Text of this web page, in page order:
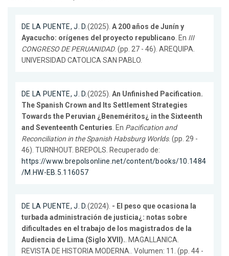
DE LA PUENTE, J. D.(2025). A 200 años de Junín y
Ayacucho: orígenes del proyecto republicano. En III
CONGRESO DE PERUANIDAD. (pp. 27 - 46). AREQUIPA.
UNIVERSIDAD CATOLICA SAN PABLO.
DE LA PUENTE, J. D.(2025). An Unfinished Pacification.
The Spanish Crown and Its Settlement Strategies
Towards the Peruvian ¿Beneméritos¿ in the Sixteenth
and Seventeenth Centuries. En Pacification and
Reconciliation in the Spanish Habsburg Worlds. (pp. 29 -
46). TURNHOUT. BREPOLS. Recuperado de:
https://www.brepolsonline.net/content/books/10.1484
/M.HW-EB.5.116057
DE LA PUENTE, J. D.(2024). - El peso que ocasiona la
turbada administración de justicia¿: notas sobre
dificultades en el trabajo de los magistrados de la
Audiencia de Lima (Siglo XVII).. MAGALLANICA.
REVISTA DE HISTORIA MODERNA.. Volumen: 11. (pp. 44 -